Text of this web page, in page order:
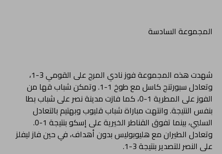
المجموعة السادسة
شهدت هذه المجموعة فوز نادي المرج على القومي 3-1،
وتعادل سبورتنج كاسل مع طوخ 1-1. وتمكن شباب قها من
الفوز على المطرية 1-0، كما فازت مدينة نصر على شباب بطا
بنفس النتيجة. وانتهت مباراة شباب قليوب وبهتيم بالتعادل
السلبي، بينما تفوق القناطر الخيرية على إسكو بنتيجة 1-0.
وتعادل الطيران مع هليوبوليس بدون أهداف، في حين فاز ليفلز
على النصر للتصدير بنتيجة 3-1.